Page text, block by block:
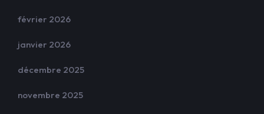
février 2026
janvier 2026
décembre 2025
novembre 2025